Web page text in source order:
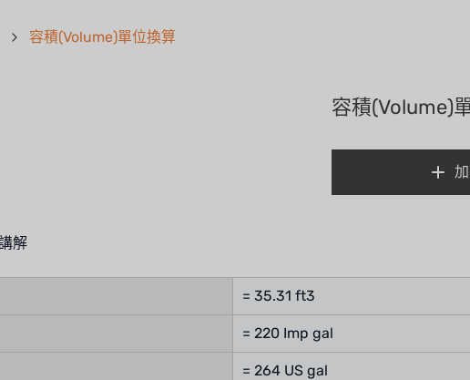
容積(Volume)單位換算
容積(Volume)
解
= 35.31 ft3
= 220 Imp gal
= 264 US gal